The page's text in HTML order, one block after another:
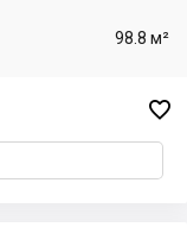
98.8 м²
